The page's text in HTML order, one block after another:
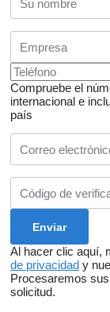
Compruebe el
internacional e
país
Al hacer clic aquí,
de privacidad y
Procesaremos
solicitud.